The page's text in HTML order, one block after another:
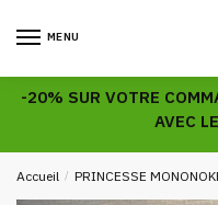
MENU
-20% SUR VOTRE
AVEC
Accueil / PRINCESSE